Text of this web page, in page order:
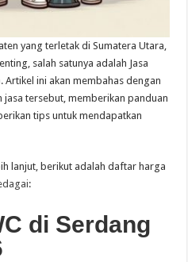
yang terletak di Sumatera Utara,
salah satunya adalah Jasa
Artikel ini akan membahas dengan
tersebut, memberikan panduan
tips untuk mendapatkan
lanjut, berikut adalah daftar harga
:
di Serdang